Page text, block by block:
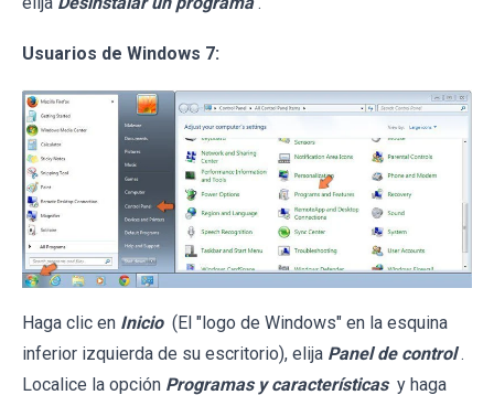
Usuarios de Windows 7:
Haga clic en Inicio (El "logo de Windows" en la esquina
inferior izquierda de su escritorio), elija Panel de control .
Localice la opción Programas y características y haga